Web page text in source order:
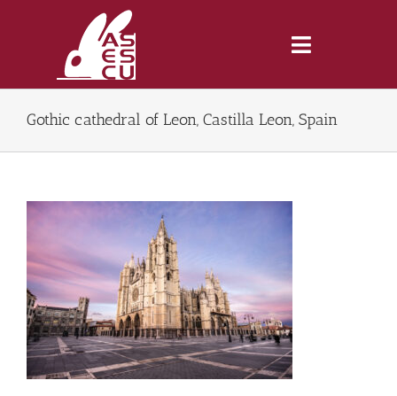
Toggle
Inicio
Lonjas
Symposiums
Gothic cathedral of Leon, Castilla Leon, Spain